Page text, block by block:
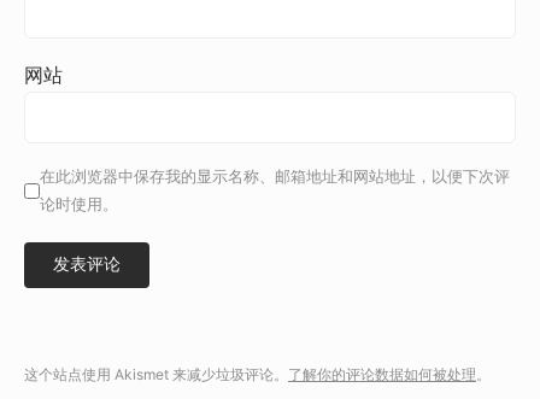
网站
在此浏览器中保存我的显示名称、邮箱地址和网站地址，以便下次评
论时使用。
这个站点使用 Akismet 来减少垃圾评论。 了解你的评论数据如何被处理。